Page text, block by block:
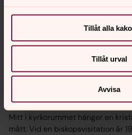
Tillåt alla
Tillåt urval
Avvisa
Upplysningen
Vid en renovering 1929-1930
och korfönstren togs bort. Under
Två stora ljuskransar lyser nu upp
ritade av en dansk formgivare och
konstsmed Åke Wremp,
Mitt i kyrkorummet hänger en
mått. Vid en biskopsvisitation år